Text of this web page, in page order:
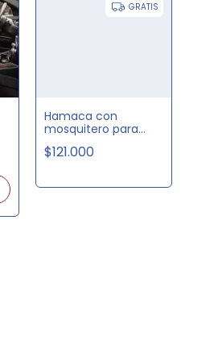
GRATIS
Hamaca con
mosquitero para
camping
$121.000